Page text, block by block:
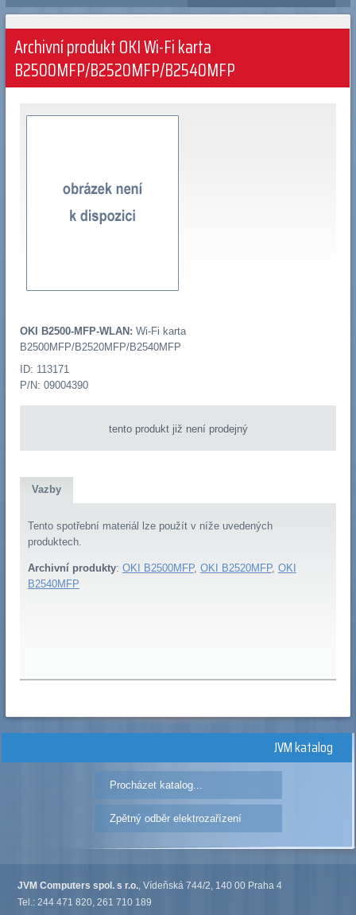
Archivní produkt OKI Wi-Fi karta
B2500MFP/B2520MFP/B2540MFP
OKI B2500-MFP-WLAN: Wi-Fi karta
B2500MFP/B2520MFP/B2540MFP
ID: 113171
P/N: 09004390
tento produkt již není prodejný
Vazby
Tento spotřební materiál lze použít v níže uvedených
produktech.
Archivní produkty: OKI B2500MFP, OKI B2520MFP, OKI
B2540MFP
JVM katalog
Procházet katalog...
Zpětný odběr elektrozařízení
JVM Computers spol. s r.o., Vídeňská 744/2, 140 00 Praha 4
Tel.: 244 471 820, 261 710 189